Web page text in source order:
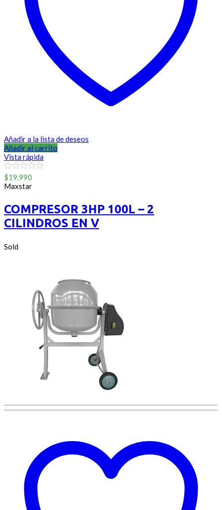
Añadir a la lista de deseos
Añadir al carrito
Vista rápida
0
out
of
$19.990
Maxstar
COMPRESOR 3HP 100L – 2
CILINDROS EN V
Sold